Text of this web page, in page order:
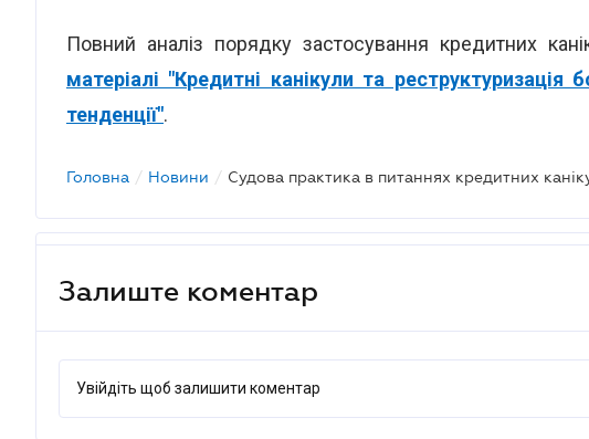
Повний аналіз порядку застосування кредитних
матеріалі "Кредитні канікули та реструктуризація
тенденції".
Головна / Новини /
Залиште коментар
Увійдіть щоб залишити коментар